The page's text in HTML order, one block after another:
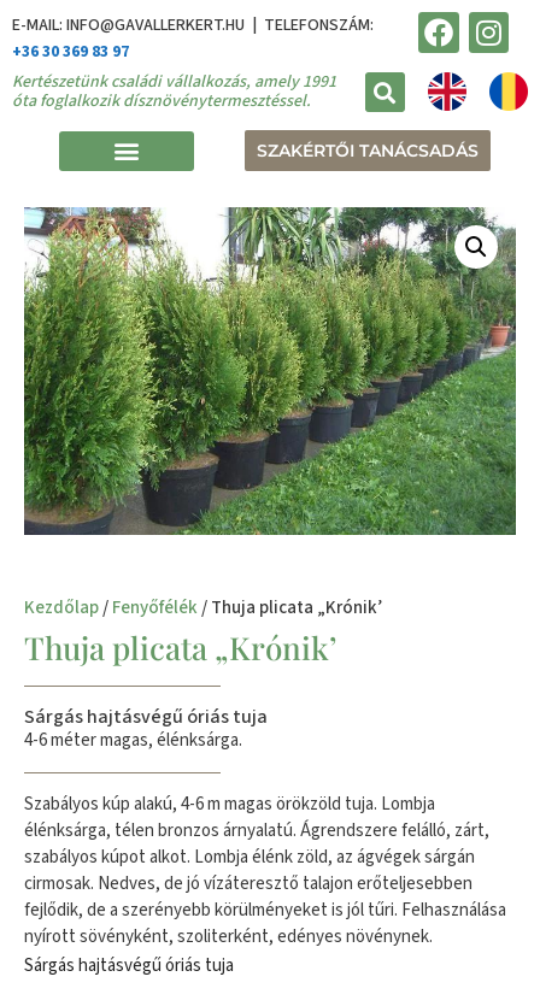
E-MAIL: INFO@GAVALLERKERT.HU | TELEFONSZÁM:
+36 30 369 83 97
Kertészetünk családi vállalkozás, amely 1991
óta foglalkozik dísznövénytermesztéssel.
SZAKÉRTŐI TANÁCSADÁS
Kezdőlap/Fenyőfélék/ Thuja plicata „Krónik’
Thuja plicata „Krónik’
Sárgás hajtásvégű óriás tuja
4-6 méter magas, élénksárga.
Szabályos kúp alakú, 4-6 m magas örökzöld tuja. Lombja
élénksárga, télen bronzos árnyalatú. Ágrendszere felálló, zárt,
szabályos kúpot alkot. Lombja élénk zöld, az ágvégek sárgán
cirmosak. Nedves, de jó vízáteresztő talajon erőteljesebben
fejlődik, de a szerényebb körülményeket is jól tűri. Felhasználása
nyírott sövényként, szoliterként, edényes növénynek.
Sárgás hajtásvégű óriás tuja